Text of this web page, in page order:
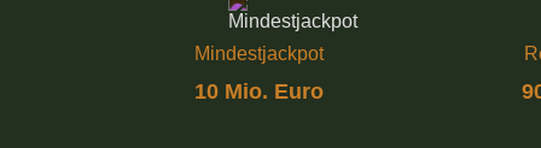
Mindestjackpot
10 Mio. Euro